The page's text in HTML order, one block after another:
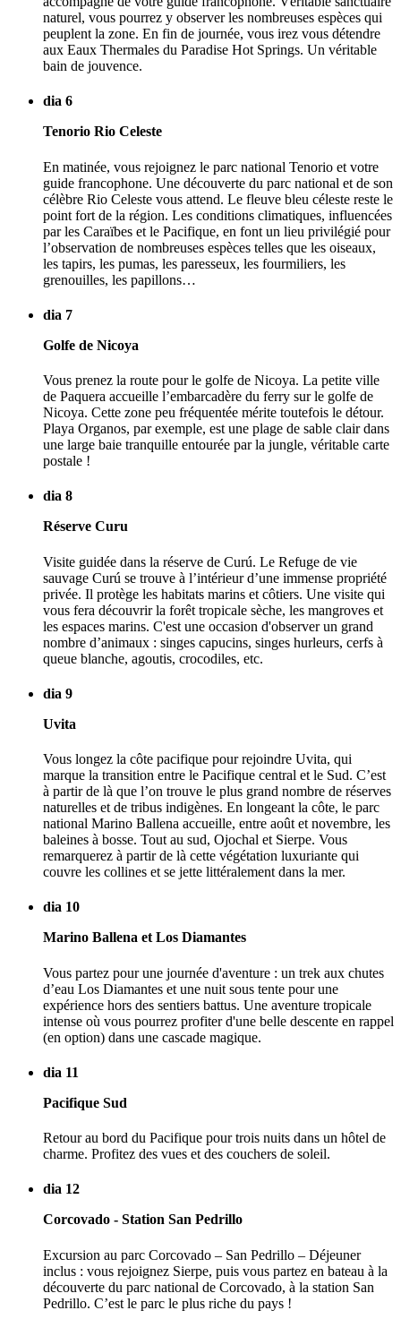
naturel, vous pourrez y observer les nombreuses espèces qui
peuplent la zone. En fin de journée, vous irez vous détendre
aux Eaux Thermales du Paradise Hot Springs. Un véritable
bain de jouvence.
dia 6
Tenorio Rio Celeste
En matinée, vous rejoignez le parc national Tenorio et votre
guide francophone. Une découverte du parc national et de son
célèbre Rio Celeste vous attend. Le fleuve bleu céleste reste le
point fort de la région. Les conditions climatiques, influencées
par les Caraïbes et le Pacifique, en font un lieu privilégié pour
l’observation de nombreuses espèces telles que les oiseaux,
les tapirs, les pumas, les paresseux, les fourmiliers, les
grenouilles, les papillons…
dia 7
Golfe de Nicoya
Vous prenez la route pour le golfe de Nicoya. La petite ville
de Paquera accueille l’embarcadère du ferry sur le golfe de
Nicoya. Cette zone peu fréquentée mérite toutefois le détour.
Playa Organos, par exemple, est une plage de sable clair dans
une large baie tranquille entourée par la jungle, véritable carte
postale !
dia 8
Réserve Curu
Visite guidée dans la réserve de Curú. Le Refuge de vie
sauvage Curú se trouve à l’intérieur d’une immense propriété
privée. Il protège les habitats marins et côtiers. Une visite qui
vous fera découvrir la forêt tropicale sèche, les mangroves et
les espaces marins. C'est une occasion d'observer un grand
nombre d’animaux : singes capucins, singes hurleurs, cerfs à
queue blanche, agoutis, crocodiles, etc.
dia 9
Uvita
Vous longez la côte pacifique pour rejoindre Uvita, qui
marque la transition entre le Pacifique central et le Sud. C’est
à partir de là que l’on trouve le plus grand nombre de réserves
naturelles et de tribus indigènes. En longeant la côte, le parc
national Marino Ballena accueille, entre août et novembre, les
baleines à bosse. Tout au sud, Ojochal et Sierpe. Vous
remarquerez à partir de là cette végétation luxuriante qui
couvre les collines et se jette littéralement dans la mer.
dia 10
Marino Ballena et Los Diamantes
Vous partez pour une journée d'aventure : un trek aux chutes
d’eau Los Diamantes et une nuit sous tente pour une
expérience hors des sentiers battus. Une aventure tropicale
intense où vous pourrez profiter d'une belle descente en rappel
(en option) dans une cascade magique.
dia 11
Pacifique Sud
Retour au bord du Pacifique pour trois nuits dans un hôtel de
charme. Profitez des vues et des couchers de soleil.
dia 12
Corcovado - Station San Pedrillo
Excursion au parc Corcovado – San Pedrillo – Déjeuner
inclus : vous rejoignez Sierpe, puis vous partez en bateau à la
découverte du parc national de Corcovado, à la station San
Pedrillo. C’est le parc le plus riche du pays !